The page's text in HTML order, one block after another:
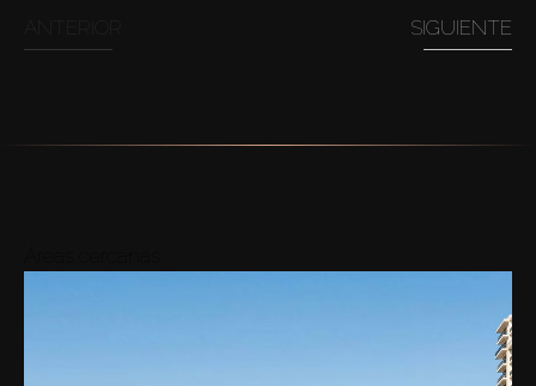
SIGUIENTE